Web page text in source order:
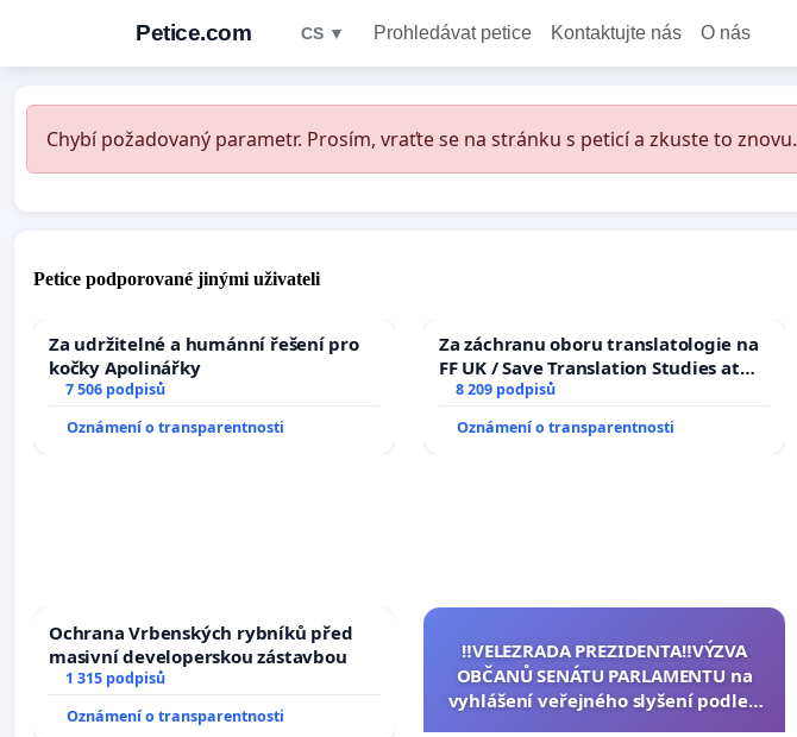
Petice.com CS ▼ Prohledávat petice Kontaktujte nás O nás
Chybí požadovaný parametr. Prosím, vraťte se na stránku s peticí a zkuste to znovu.
Petice podporované jinými uživateli
Za udržitelné a humánní řešení pro
kočky Apolinářky
7 506 podpisů
Oznámení o transparentnosti
Za záchranu oboru translatologie na
FF UK / Save Translation Studies at
the Faculty of Arts, Charles
University
8 209 podpisů
Oznámení o transparentnosti
Ochrana Vrbenských rybníků před
masivní developerskou zástavbou
1 315 podpisů
Oznámení o transparentnosti
‼️VELEZRADA PREZIDENTA‼️VÝZVA
OBČANŮ SENÁTU PARLAMENTU na
vyhlášení veřejného slyšení podle §